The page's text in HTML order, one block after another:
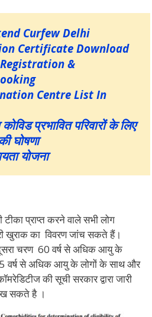
Curfew Delhi
Certificate Download
&
Centre List In
कोविड प्रभावित परिवारों के लिए
घोषणा
योजना
प्राप्त करने वाले सभी लोग
खुराक का विवरण जांच सकते हैं।
चरण 60 वर्ष से अधिक आयु के
वर्ष से अधिक आयु के लोगों के साथ और
की सूची सरकार द्वारा जारी
सकते है ।